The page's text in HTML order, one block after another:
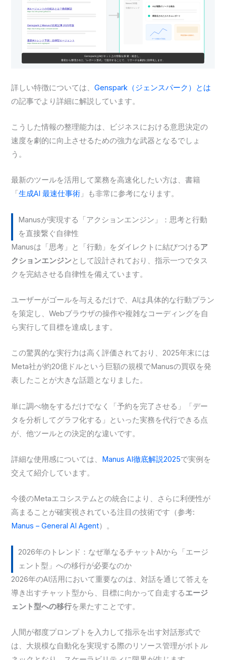
詳しい特徴については、Genspark（ジェンスパーク）とは
の記事でより詳細に解説しています。
こうした情報の整理能力は、ビジネスにおける意思決定の
速度を劇的に向上させるための強力な武器となるでしょ
う。
最新のツールを活用して業務を高速化したい方は、書籍
「生成AI 最速仕事術 」も非常に参考になります。
Manusが実現する「アクションエンジン」：思考と行動
を直接繋ぐ自律性
Manusは「思考」と「行動」をダイレクトに結びつけるア
クションエンジンとして設計されており、指示一つでタス
クを完結させる自律性を備えています。
ユーザーがゴールを与えるだけで、AIは具体的な行動プラン
を策定し、Webブラウザの操作や複雑なコーディングを自
ら実行して目標を達成します。
この驚異的な実行力は高く評価されており、2025年末には
Meta社が約20億ドルという巨額の規模でManusの買収を発
表したことが大きな話題となりました。
単に調べ物をするだけでなく「予約を完了させる」「デー
タを分析してグラフ化する」といった実務を代行できる点
が、他ツールとの決定的な違いです。
詳細な使用感については、 Manus AI徹底解説2025で実例を
交えて紹介しています。
今後のMetaエコシステムとの統合により、さらに利便性が
高まることが確実視されている注目の技術です（参考:
Manus – General AI Agent）。
2026年のトレンド：なぜ単なるチャットAIから「エージ
ェント型」への移行が必要なのか
2026年のAI活用において重要なのは、対話を通じて答えを
導き出すチャット型から、目標に向かって自走するエージ
ェント型への移行を果たすことです。
人間が都度プロンプトを入力して指示を出す対話形式で
は、大規模な自動化を実現する際のリソース管理がボトル